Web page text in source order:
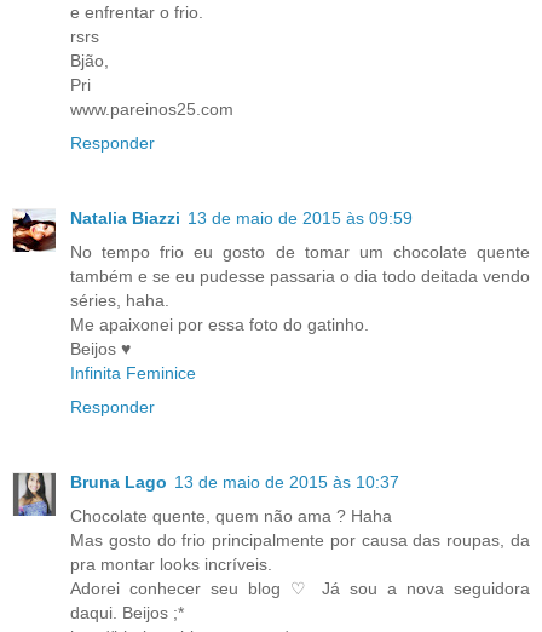
e enfrentar o frio.
rsrs
Bjão,
Pri
www.pareinos25.com
Responder
Natalia Biazzi 13 de maio de 2015 às 09:59
No tempo frio eu gosto de tomar um chocolate quente
também e se eu pudesse passaria o dia todo deitada vendo
séries, haha.
Me apaixonei por essa foto do gatinho.
Beijos ♥
Infinita Feminice
Responder
Bruna Lago 13 de maio de 2015 às 10:37
Chocolate quente, quem não ama ? Haha
Mas gosto do frio principalmente por causa das roupas, da
pra montar looks incríveis.
Adorei conhecer seu blog ♡ Já sou a nova seguidora
daqui. Beijos ;*